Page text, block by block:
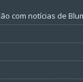
com notícias de